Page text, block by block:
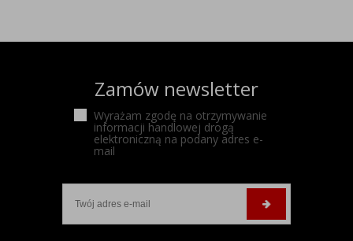
Zamów newsletter
Wyrażam zgodę na otrzymywanie
informacji handlowej drogą
elektroniczną na podany adres e-
mail